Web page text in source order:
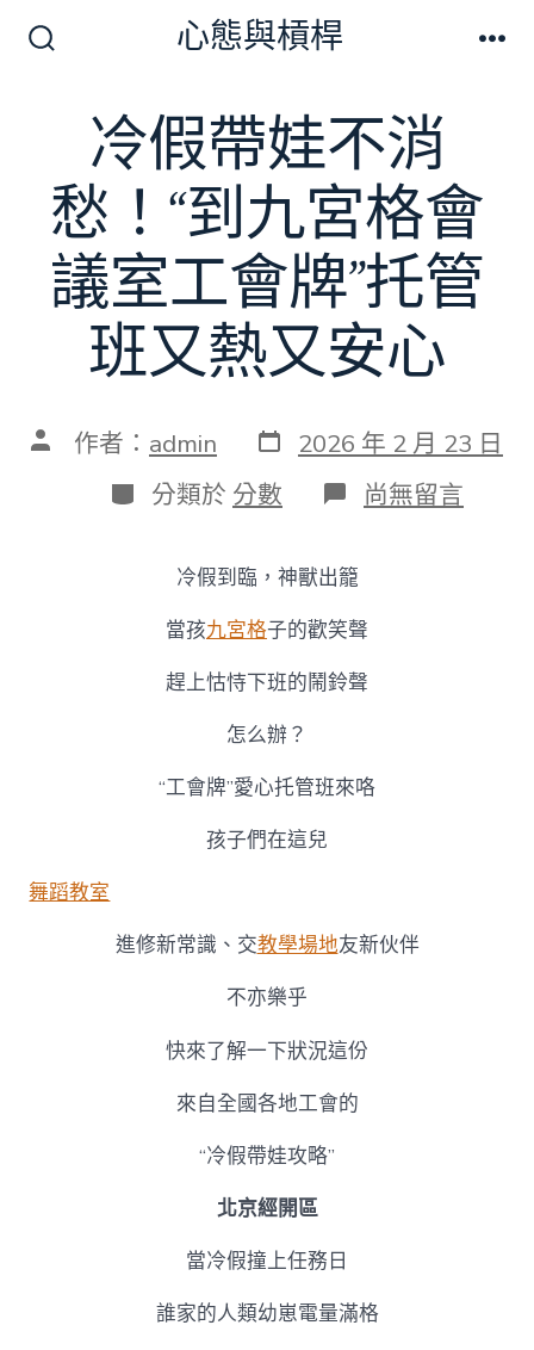
關
心態與槓桿
冷假帶娃不消
愁！“到九宮格會
議室工會牌”托管
班又熱又安心
文 作者： admin 發
表
日
期
2026 年 2 月 23 日
分
類
分類於 分數 在
〈冷
不
消
“到
會
議
管
又
安
尚無留言
冷假到臨，神獸出籠
當孩九宮格子的歡笑聲
趕上怙恃下班的鬧鈴聲
怎么辦？
“工會牌”愛心托管班來咯
孩子們在這兒
舞蹈教室
進修新常識、交教學場地友新伙伴
不亦樂乎
快來了解一下狀況這份
來自全國各地工會的
“冷假帶娃攻略”
北京經開區
當冷假撞上任務日
誰家的人類幼崽電量滿格